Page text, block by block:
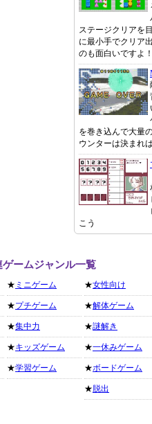
ステージクリアを
に最小手でクリア
のも面白いですよ！
を巻き込んで大量
ウンターは決まれ
こう
ームジャンル一覧
★ ミニゲーム
★プチゲーム
★集中力
★キッズゲーム
★学習ゲーム
★女性向け
★解体ゲーム
★謎解き
★一休みゲーム
★ボードゲーム
★ 脱出